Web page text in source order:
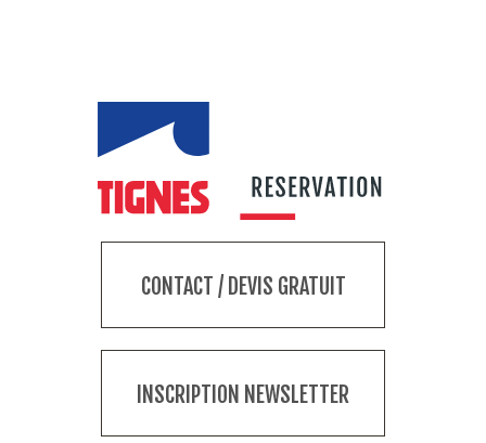
CONTACT / DEVIS GRATUIT
INSCRIPTION NEWSLETTER